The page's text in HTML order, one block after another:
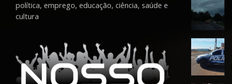
política, emprego, educação, ciência, saúde e
cultura